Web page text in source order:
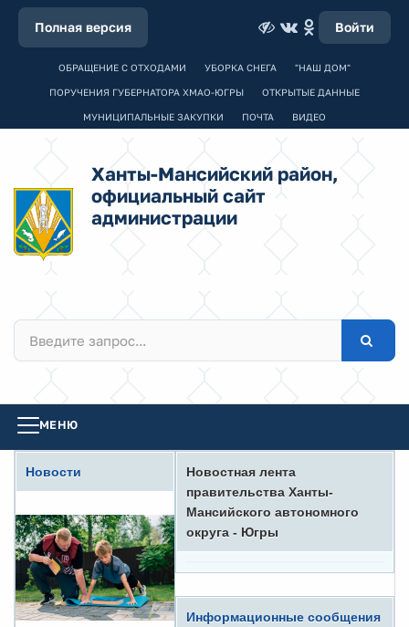
Полная версия Войти
ОБРАЩЕНИЕ С ОТХОДАМИ УБОРКА СНЕГА "НАШ ДОМ"
ПОРУЧЕНИЯ ГУБЕРНАТОРА ХМАО-ЮГРЫ ОТКРЫТЫЕ ДАННЫЕ
МУНИЦИПАЛЬНЫЕ ЗАКУПКИ ПОЧТА ВИДЕО
Ханты-Мансийский район,
официальный сайт
администрации
МЕНЮ
Новости
Новостная лента
правительства Ханты-
Мансийского автономного
округа - Югры
Информационные сообщения